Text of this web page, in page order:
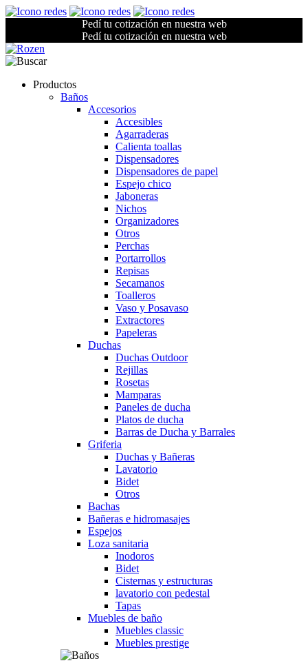
Pedí tu cotización en nuestra web
Pedí tu cotización en nuestra web
Productos
Baños
Accesorios
Accesibles
Agarraderas
Calienta toallas
Dispensadores
Dispensadores de papel
Espejo chico
Jaboneras
Nichos
Organizadores
Otros
Perchas
Portarrollos
Repisas
Secamanos
Toalleros
Vaso y Posavaso
Extractores
Papeleras
Duchas
Duchas Outdoor
Rejillas
Rosetas
Mamparas
Paneles de ducha
Platos de ducha
Barras de Ducha y Barrales
Griferia
Duchas y Bañeras
Lavatorio
Bidet
Otros
Bachas
Bañeras e hidromasajes
Espejos
Loza sanitaria
Inodoros
Bidet
Cisternas y estructuras
lavatorio con pedestal
Tapas
Muebles de baño
Muebles classic
Muebles prestige